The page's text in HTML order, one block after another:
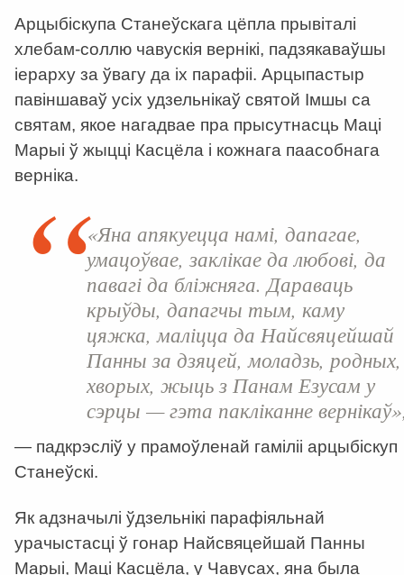
Арцыбіскупа Станеўскага цёпла прывіталі
хлебам-соллю чавускія вернікі, падзякаваўшы
іерарху за ўвагу да іх парафіі. Арцыпастыр
павіншаваў усіх удзельнікаў святой Імшы са
святам, якое нагадвае пра прысутнасць Маці
Марыі ў жыцці Касцёла і кожнага паасобнага
верніка.
«Яна апякуецца намі, дапагае,
умацоўвае, заклікае да любові, да
павагі да бліжняга. Дараваць
крыўды, дапагчы тым, каму
цяжка, маліцца да Найсвяцейшай
Панны за дзяцей, моладзь, родных,
хворых, жыць з Панам Езусам у
сэрцы — гэта пакліканне
— падкрэсліў у прамоўленай гаміліі арцыбіскуп
Станеўскі.
Як адзначылі ўдзельнікі парафіяльнай
урачыстасці ў гонар Найсвяцейшай Панны
Марыі, Маці Касцёла, у Чавусах, яна была